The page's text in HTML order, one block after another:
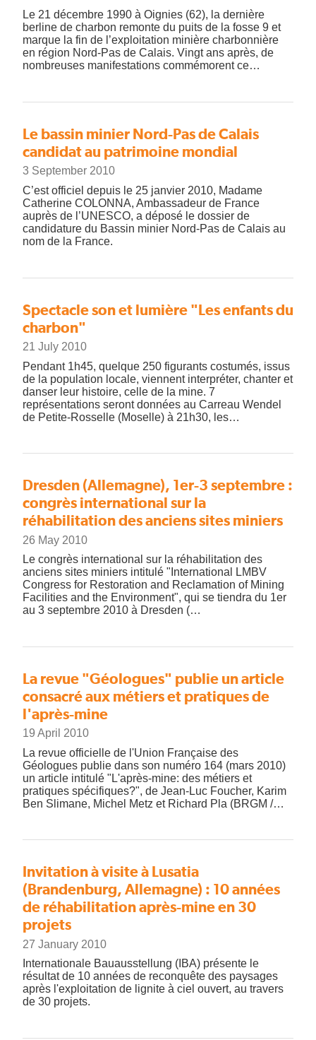
Le 21 décembre 1990 à Oignies (62), la dernière
berline de charbon remonte du puits de la fosse 9 et
marque la fin de l’exploitation minière charbonnière
en région Nord-Pas de Calais. Vingt ans après, de
nombreuses manifestations commémorent ce…
Le bassin minier Nord-Pas de Calais
candidat au patrimoine mondial
3 September 2010
C’est officiel depuis le 25 janvier 2010, Madame
Catherine COLONNA, Ambassadeur de France
auprès de l’UNESCO, a déposé le dossier de
candidature du Bassin minier Nord-Pas de Calais au
nom de la France.
Spectacle son et lumière "Les enfants du
charbon"
21 July 2010
Pendant 1h45, quelque 250 figurants costumés, issus
de la population locale, viennent interpréter, chanter et
danser leur histoire, celle de la mine. 7
représentations seront données au Carreau Wendel
de Petite-Rosselle (Moselle) à 21h30, les…
Dresden (Allemagne), 1er-3 septembre :
congrès international sur la
réhabilitation des anciens sites miniers
26 May 2010
Le congrès international sur la réhabilitation des
anciens sites miniers intitulé "International LMBV
Congress for Restoration and Reclamation of Mining
Facilities and the Environment", qui se tiendra du 1er
au 3 septembre 2010 à Dresden (…
La revue "Géologues" publie un article
consacré aux métiers et pratiques de
l'après-mine
19 April 2010
La revue officielle de l'Union Française des
Géologues publie dans son numéro 164 (mars 2010)
un article intitulé "L'après-mine: des métiers et
pratiques spécifiques?", de Jean-Luc Foucher, Karim
Ben Slimane, Michel Metz et Richard Pla (BRGM /…
Invitation à visite à Lusatia
(Brandenburg, Allemagne) : 10 années
de réhabilitation après-mine en 30
projets
27 January 2010
Internationale Bauausstellung (IBA) présente le
résultat de 10 années de reconquête des paysages
après l'exploitation de lignite à ciel ouvert, au travers
de 30 projets.